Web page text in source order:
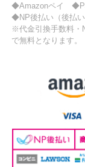
◆Amazonペイ
◆NP後払い（後払い
※代金引換手数料・
で無料となります。